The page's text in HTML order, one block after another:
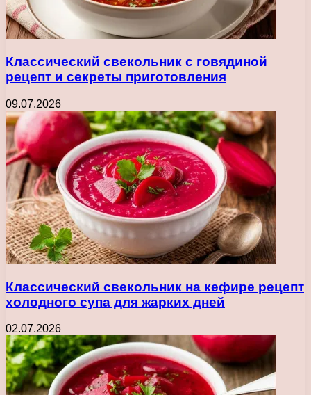
Классический свекольник с говядиной
рецепт и секреты приготовления
09.07.2026
Классический свекольник на кефире рецепт
холодного супа для жарких дней
02.07.2026